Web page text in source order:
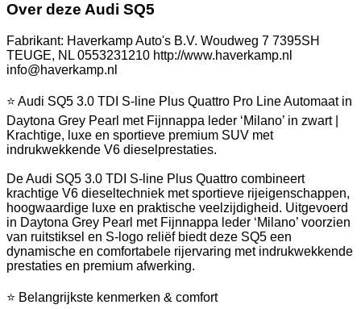
Over deze Audi SQ5
Fabrikant: Haverkamp Auto's B.V. Woudweg 7 7395SH
TEUGE, NL 0553231210 http://www.haverkamp.nl
info@haverkamp.nl
⭐ Audi SQ5 3.0 TDI S-line Plus Quattro Pro Line Automaat in
Daytona Grey Pearl met Fijnnappa leder ‘Milano’ in zwart |
Krachtige, luxe en sportieve premium SUV met
indrukwekkende V6 dieselprestaties.
De Audi SQ5 3.0 TDI S-line Plus Quattro combineert
krachtige V6 dieseltechniek met sportieve rijeigenschappen,
hoogwaardige luxe en praktische veelzijdigheid. Uitgevoerd
in Daytona Grey Pearl met Fijnnappa leder ‘Milano’ voorzien
van ruitstiksel en S-logo reliëf biedt deze SQ5 een
dynamische en comfortabele rijervaring met indrukwekkende
prestaties en premium afwerking.
⭐ Belangrijkste kenmerken & comfort